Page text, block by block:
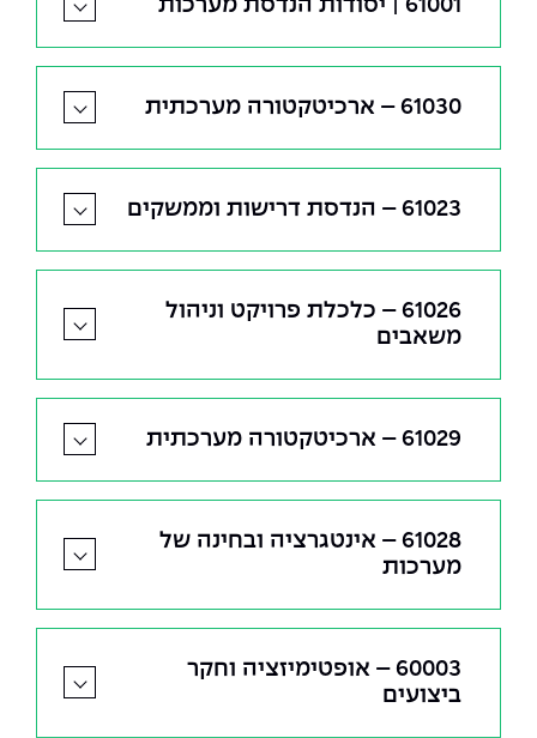
61001 | יסודות הנדסת מערכות
61030 – ארכיטקטורה מערכתית
61023 – הנדסת דרישות וממשקים
61026 – כלכלת פרויקט וניהול
משאבים
61029 – ארכיטקטורה מערכתית
61028 – אינטגרציה ובחינה של
מערכות
60003 – אופטימיזציה וחקר
ביצועים